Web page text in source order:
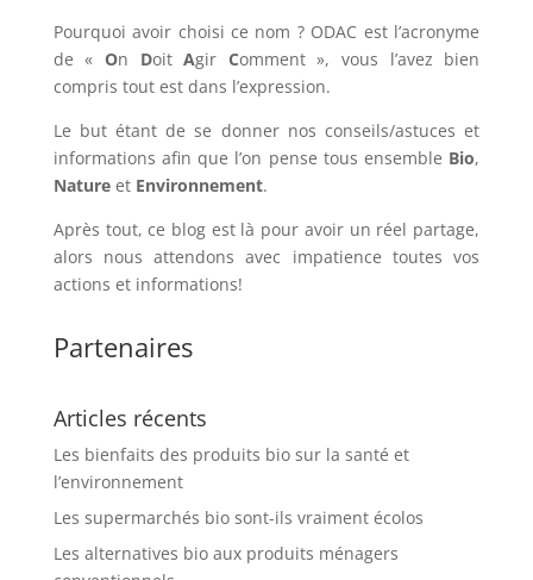
Pourquoi avoir choisi ce nom ? ODAC est l’acronyme
de « On DoitAgir Comment », vous l’avez bien
compris tout est dans l’expression.
Le but étant de se donner nos conseils/astuces et
informations afin que l’on pense tous ensemble Bio,
Natureet Environnement.
Après tout, ce blog est là pour avoir un réel partage,
alors nous attendons avec impatience toutes vos
actions et informations!
Partenaires
Articles récents
Les bienfaits des produits bio sur la santé et
l’environnement
Les supermarchés bio sont-ils vraiment écolos
Les alternatives bio aux produits ménagers